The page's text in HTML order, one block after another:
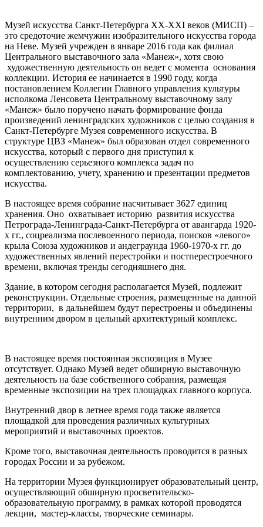
Музей искусства Санкт-Петербурга ХХ-ХХI веков (МИСП) –
это средоточие жемчужин изобразительного искусства города
на Неве. Музей учрежден в январе 2016 года как филиал
Центрального выставочного зала «Манеж», хотя свою
художественную деятельность он ведет с момента основания
коллекции. История ее начинается в 1990 году, когда
постановлением Коллегии Главного управления культуры
исполкома Ленсовета Центральному выставочному залу
«Манеж» было поручено начать формирование фонда
произведений ленинградских художников с целью создания в
Санкт-Петербурге Музея современного искусства. В
структуре ЦВЗ «Манеж» был образован отдел современного
искусства, который с первого дня приступил к
осуществлению серьезного комплекса задач по
комплектованию, учету, хранению и презентации предметов
искусства.
В настоящее время собрание насчитывает 3627 единиц
хранения. Оно охватывает историю развития искусства
Петрограда-Ленинграда-Санкт-Петербурга от авангарда 1920-
х гг., соцреализма послевоенного периода, поисков «левого»
крыла Союза художников и андеграунда 1960-1970-х гг. до
художественных явлений перестройки и постперестроечного
времени, включая тренды сегодняшнего дня.
Здание, в котором сегодня располагается Музей, подлежит
реконструкции. Отдельные строения, размещенные на данной
территории, в дальнейшем будут перестроены и объединены
внутренним двором в цельный архитектурный комплекс.
В настоящее время постоянная экспозиция в Музее
отсутствует. Однако Музей ведет обширную выставочную
деятельность на базе собственного собрания, размещая
временные экспозиции на трех площадках главного корпуса.
Внутренний двор в летнее время года также является
площадкой для проведения различных культурных
мероприятий и выставочных проектов.
Кроме того, выставочная деятельность проводится в разных
городах России и за рубежом.
На территории Музея функционирует образовательный центр,
осуществляющий обширную просветительско-
образовательную программу, в рамках которой проводятся
лекции, мастер-классы, творческие семинары.